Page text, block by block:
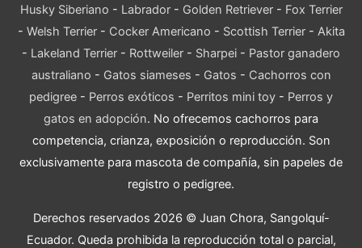
Husky Siberiano - Labrador- Golden Retriever- Fox Terrier
- Welsh Terrier- Cocker Americano - Scottish Terrier- Akita
- Lakeland Terrier - Rottweiler - Sharpei - Pastor ganadero
australiano - Gatos siameses - Gatos - Cachorros con
pedigree - Perros exóticos - Perritos mini toy - Perros y
gatos en adopción. No ofrecemos cachorros para
competencia, crianza, exposición o reproducción. Son
exclusivamente para mascota de compañía, sin papeles de
registro o pedigree.
Derechos reservados 2026 © Juan Chora, Sangolquí-
Ecuador. Queda prohibida la reproducción total o parcial,